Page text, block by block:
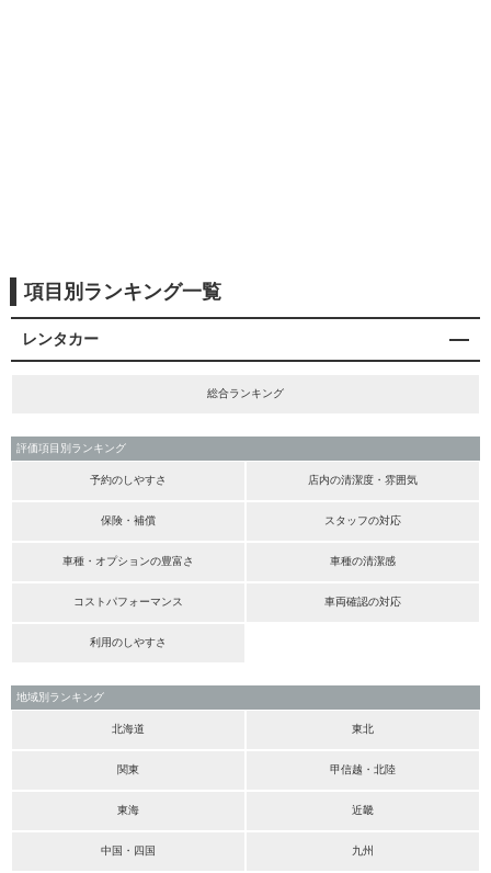
項目別ランキング一覧
レンタカー
総合ランキング
評価項目別ランキング
予約のしやすさ 店内の清潔度・雰囲気
保険・補償 スタッフの対応
車種・オプションの豊富さ 車種の清潔感
コストパフォーマンス 車両確認の対応
利用のしやすさ
地域別ランキング
北海道 東北
関東 甲信越・北陸
東海 近畿
中国・四国 九州